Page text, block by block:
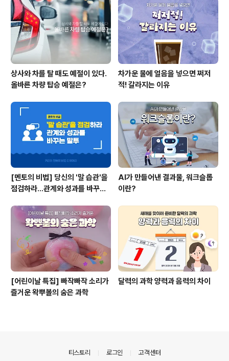
상사와 차를 탈 때도 예절이 있다.
올바른 차량 탑승 예절은?
차가운 물에 얼음을 넣으면 쩌저
적! 갈라지는 이유
[멘토의 비법] 당신의 '말 습관'을
점검하라...관계와 성과를 바꾸는
AI가 만들어낸 결과물, 워크슬롭
이란?
[어린이날 특집] 빠작빠작 소리가
즐거운 왁뿌볼의 숨은 과학
달력의 과학 양력과 음력의 차이
티스토리 로그인 고객센터